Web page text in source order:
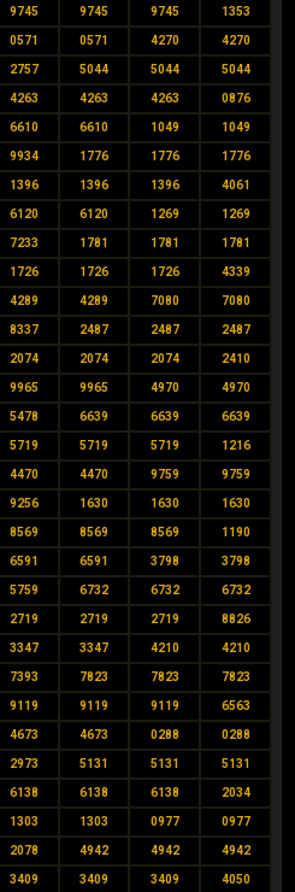
9745 9745 9745 1353
0571 0571 4270 4270
2757 5044 5044 5044
4263 4263 4263 0876
6610 6610 1049 1049
9934 1776 1776 1776
1396 1396 1396 4061
6120 6120 1269 1269
7233 1781 1781 1781
1726 1726 1726 4339
4289 4289 7080 7080
8337 2487 2487 2487
2074 2074 2074 2410
9965 9965 4970 4970
5478 6639 6639 6639
5719 5719 5719 1216
4470 4470 9759 9759
9256 1630 1630 1630
8569 8569 8569 1190
6591 6591 3798 3798
5759 6732 6732 6732
2719 2719 2719 8826
3347 3347 4210 4210
7393 7823 7823 7823
9119 9119 9119 6563
4673 4673 0288 0288
2973 5131 5131 5131
6138 6138 6138 2034
1303 1303 0977 0977
2078 4942 4942 4942
3409 3409 3409 4050